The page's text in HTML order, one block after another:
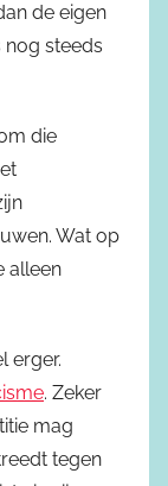
de eigen
nog steeds
die
Wat op
alleen
erger.
. Zeker
mag
tegen